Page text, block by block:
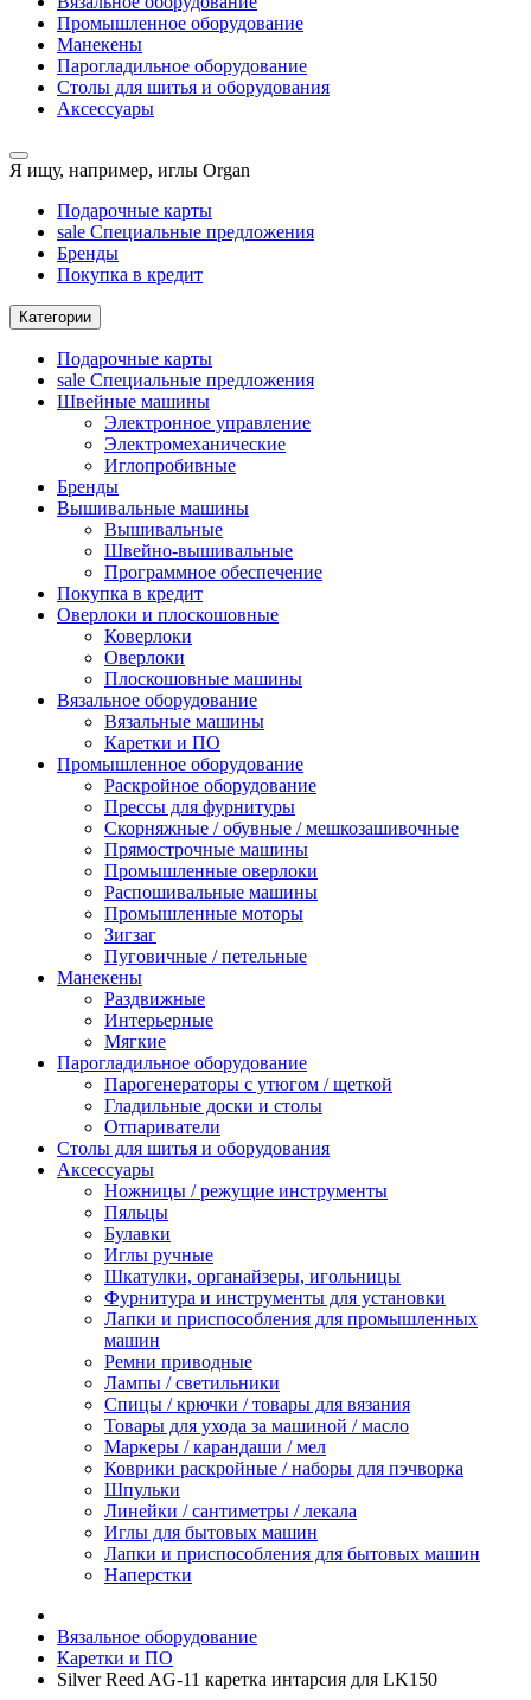
Промышленное оборудование
Манекены
Парогладильное оборудование
Столы для шитья и оборудования
Аксессуары
Я ищу, например, иглы Organ
Подарочные карты
sale Специальные предложения
Бренды
Покупка в кредит
Категории
Подарочные карты
sale Специальные предложения
Швейные машины
Электронное управление
Электромеханические
Иглопробивные
Бренды
Вышивальные машины
Вышивальные
Швейно-вышивальные
Программное обеспечение
Покупка в кредит
Оверлоки и плоскошовные
Коверлоки
Оверлоки
Плоскошовные машины
Вязальное оборудование
Вязальные машины
Каретки и ПО
Промышленное оборудование
Раскройное оборудование
Прессы для фурнитуры
Скорняжные / обувные / мешкозашивочные
Прямострочные машины
Промышленные оверлоки
Распошивальные машины
Промышленные моторы
Зигзаг
Пуговичные / петельные
Манекены
Раздвижные
Интерьерные
Мягкие
Парогладильное оборудование
Парогенераторы с утюгом / щеткой
Гладильные доски и столы
Отпариватели
Столы для шитья и оборудования
Аксессуары
Ножницы / режущие инструменты
Пяльцы
Булавки
Иглы ручные
Шкатулки, органайзеры, игольницы
Фурнитура и инструменты для установки
Лапки и приспособления для промышленных
машин
Ремни приводные
Лампы / светильники
Спицы / крючки / товары для вязания
Товары для ухода за машиной / масло
Маркеры / карандаши / мел
Коврики раскройные / наборы для пэчворка
Шпульки
Линейки / сантиметры / лекала
Иглы для бытовых машин
Лапки и приспособления для бытовых машин
Наперстки
Вязальное оборудование
Каретки и ПО
Silver Reed AG-11 каретка интарсия для LK150